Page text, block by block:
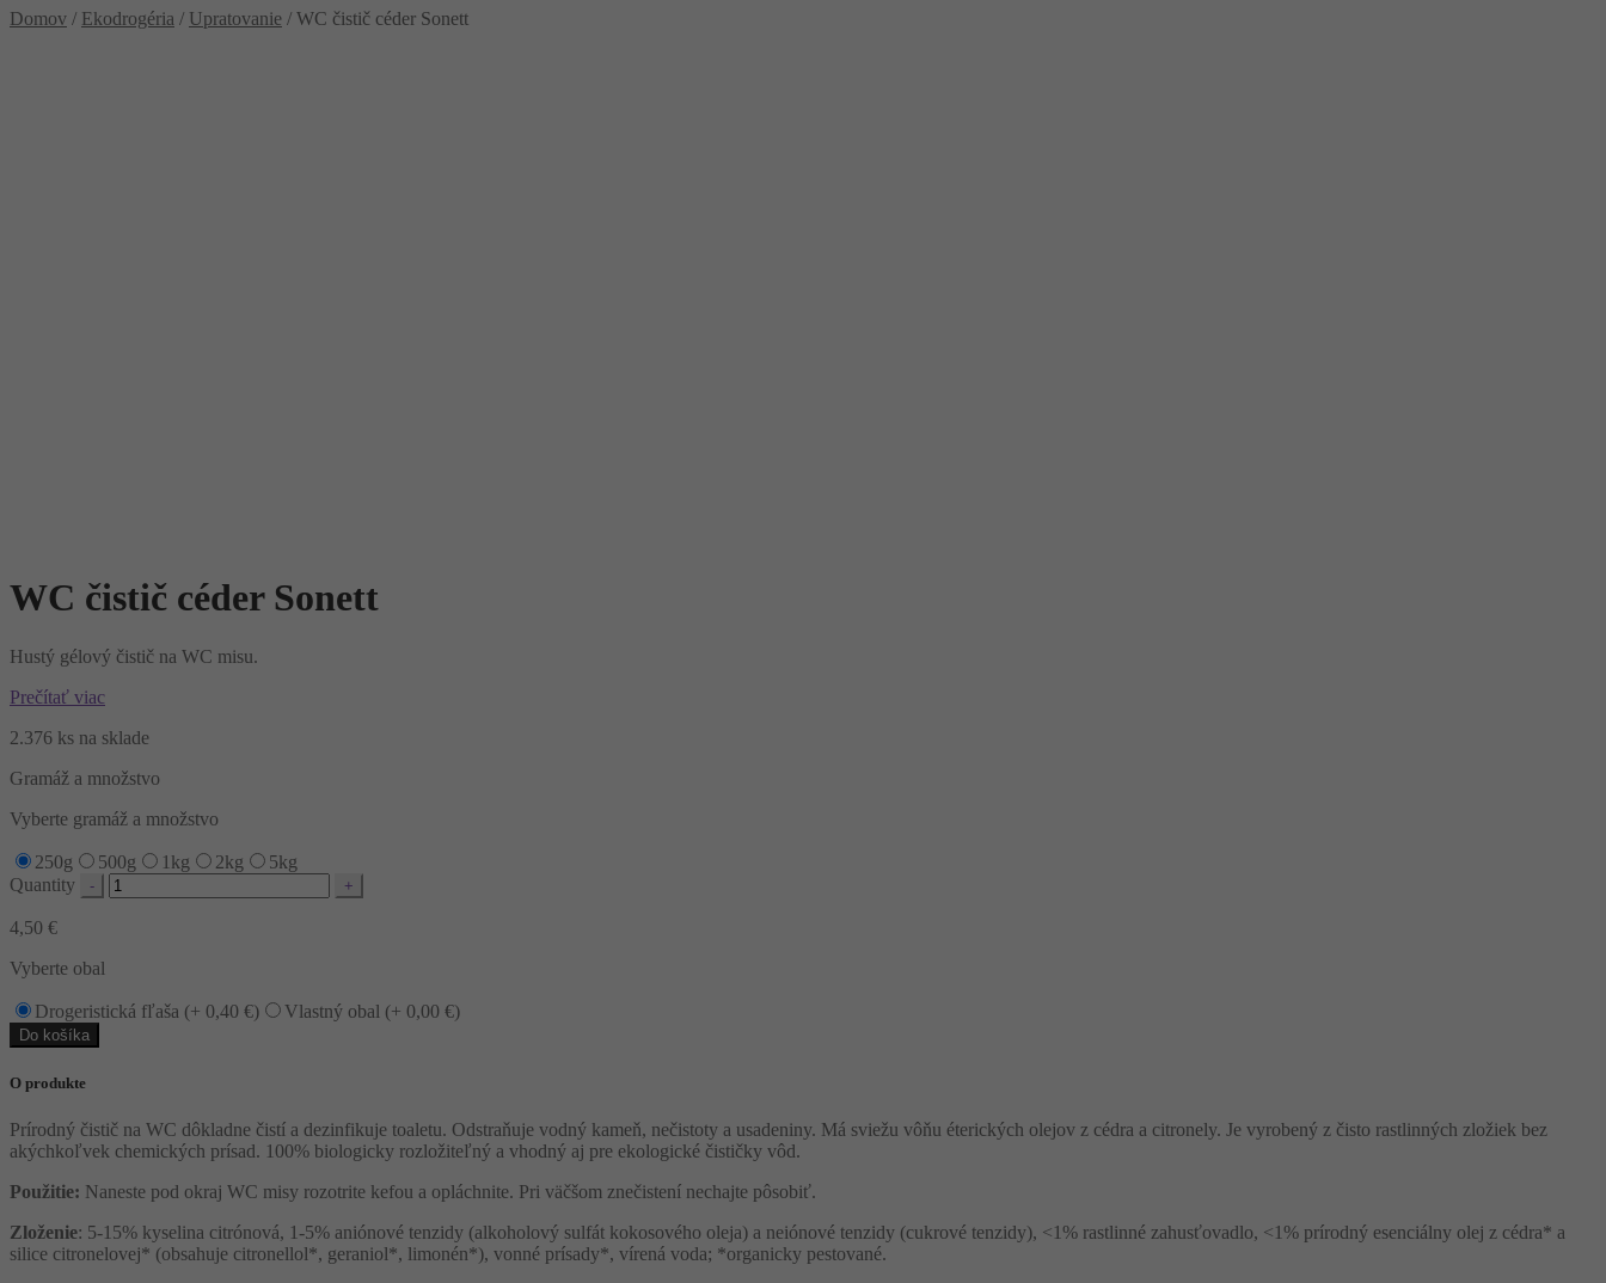
Domov / Ekodrogéria / Upratovanie / WC čistič céder Sonett
WC čistič céder Sonett
Hustý gélový čistič na WC misu.
Prečítať viac
2.376 ks na sklade
Gramáž a množstvo
Vyberte gramáž a množstvo
250g 500g 1kg 2kg
5kg
Quantity
4,50 €
Vyberte obal
Drogeristická fľaša (+ 0,40 €) Vlastný obal (+ 0,00 €)
Do košíka
O produkte
Prírodný čistič na WC dôkladne čistí a dezinfikuje toaletu. Odstraňuje vodný kameň, nečistoty a usadeniny. Má sviežu vôňu éterických olejov z cédra a citronely. Je vyrobený z čisto rastlinných zložiek bez
akýchkoľvek chemických prísad. 100% biologicky rozložiteľný a vhodný aj pre ekologické čističky vôd.
Použitie: Naneste pod okraj WC misy rozotrite kefou a opláchnite. Pri väčšom znečistení nechajte pôsobiť.
Zloženie: 5-15% kyselina citrónová, 1-5% aniónové tenzidy (alkoholový sulfát kokosového oleja) a neiónové tenzidy (cukrové tenzidy), <1% rastlinné zahusťovadlo, <1% prírodný esenciálny olej z cédra* a
silice citronelovej* (obsahuje citronellol*, geraniol*, limonén*), vonné prísady*, vírená voda; *organicky pestované.